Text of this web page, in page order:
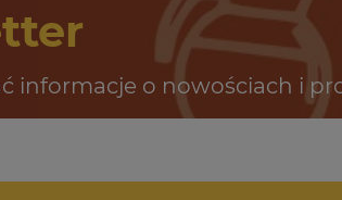
informacje o nowościach i